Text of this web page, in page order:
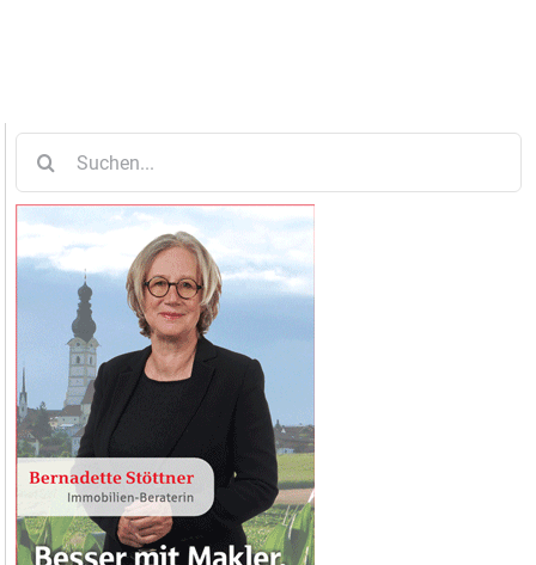
nach: